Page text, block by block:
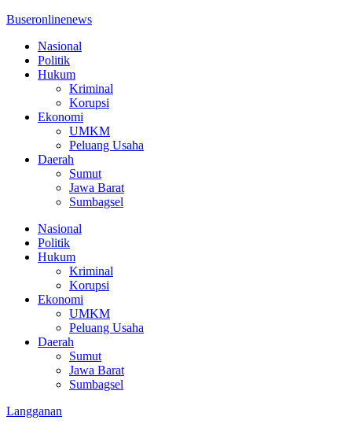
Buseronlinenews
Nasional
Politik
Hukum
Kriminal
Korupsi
Ekonomi
UMKM
Peluang Usaha
Daerah
Sumut
Jawa Barat
Sumbagsel
Nasional
Politik
Hukum
Kriminal
Korupsi
Ekonomi
UMKM
Peluang Usaha
Daerah
Sumut
Jawa Barat
Sumbagsel
Langganan